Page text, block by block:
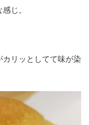
じ。
リッとしてて味が染